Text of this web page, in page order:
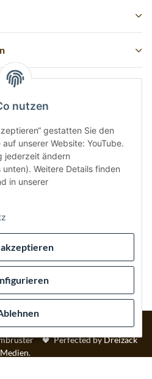
nutzen
gestatten Sie den
unserer Website: YouTube.
jederzeit ändern
Weitere Details finden
in unserer
widerrufen
USt., inkl.Versand
Perfected byDreizack
Medien.